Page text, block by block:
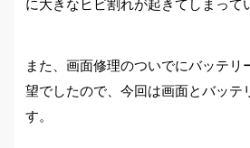
に大きなヒビ割れが起きてしまって
また、画面修理のついでにバッテリ
望でしたので、今回は画面とバッテ
す。